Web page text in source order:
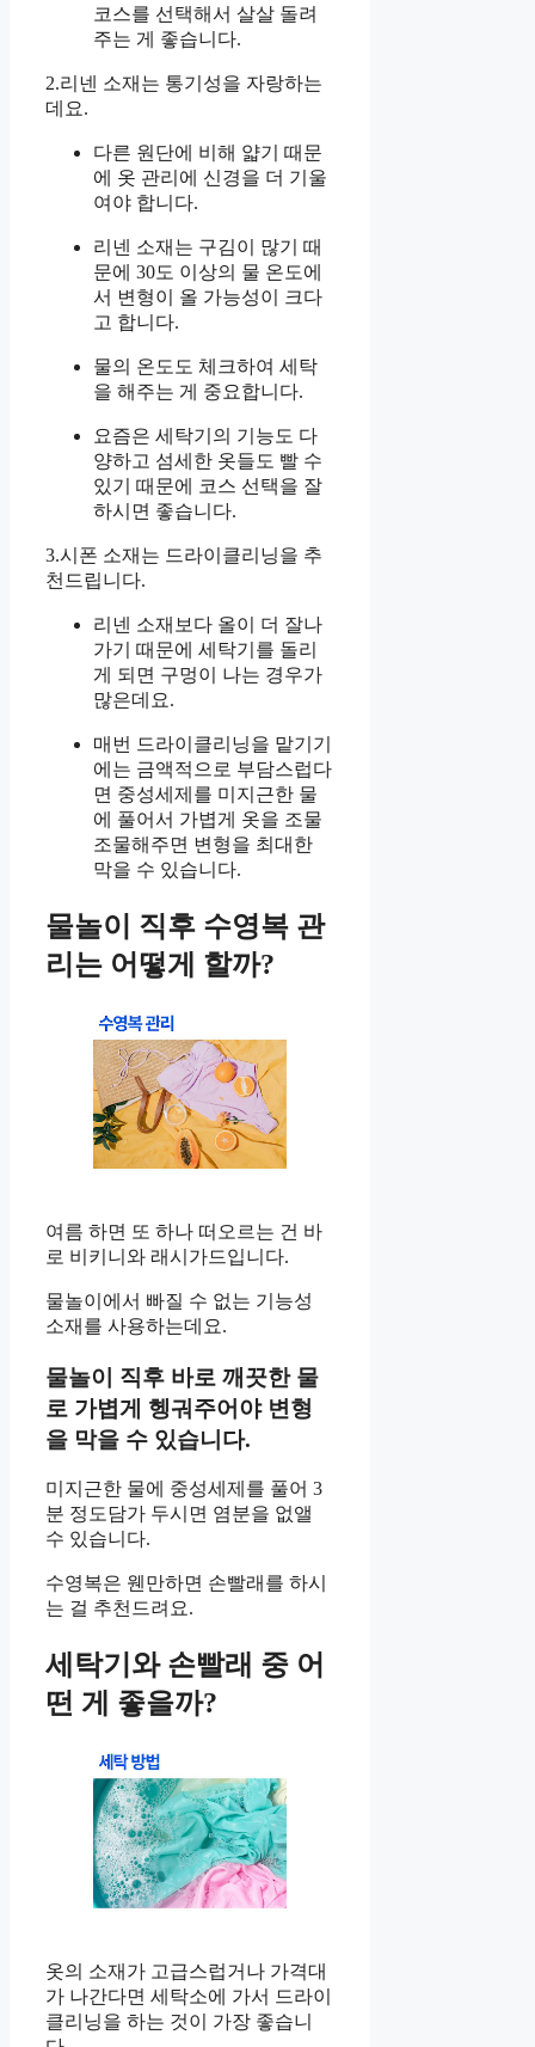
코스를 선택해서 살살 돌려
주는 게 좋습니다.
2.리넨 소재는 통기성을 자랑하는
데요.
다른 원단에 비해 얇기 때문
에 옷 관리에 신경을 더 기울
여야 합니다.
리넨 소재는 구김이 많기 때
문에 30도 이상의 물 온도에
서 변형이 올 가능성이 크다
고 합니다.
물의 온도도 체크하여 세탁
을 해주는 게 중요합니다.
요즘은 세탁기의 기능도 다
양하고 섬세한 옷들도 빨 수
있기 때문에 코스 선택을 잘
하시면 좋습니다.
3.시폰 소재는 드라이클리닝을 추
천드립니다.
리넨 소재보다 올이 더 잘나
가기 때문에 세탁기를 돌리
게 되면 구멍이 나는 경우가
많은데요.
매번 드라이클리닝을 맡기기
에는 금액적으로 부담스럽다
면 중성세제를 미지근한 물
에 풀어서 가볍게 옷을 조물
조물해주면 변형을 최대한
막을 수 있습니다.
물놀이 직후 수영복 관
리는 어떻게 할까?
여름 하면 또 하나 떠오르는 건 바
로 비키니와 래시가드입니다.
물놀이에서 빠질 수 없는 기능성
소재를 사용하는데요.
물놀이 직후 바로 깨끗한 물
로 가볍게 헹궈주어야 변형
을 막을 수 있습니다.
미지근한 물에 중성세제를 풀어 3
분 정도담가 두시면 염분을 없앨
수 있습니다.
수영복은 웬만하면 손빨래를 하시
는 걸 추천드려요.
세탁기와 손빨래 중 어
떤 게 좋을까?
옷의 소재가 고급스럽거나 가격대
가 나간다면 세탁소에 가서 드라이
클리닝을 하는 것이 가장 좋습니